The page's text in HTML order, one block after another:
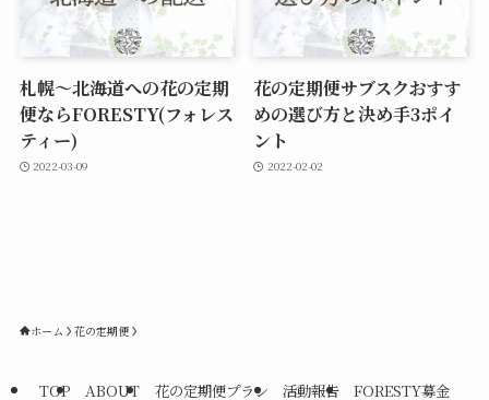
札幌～北海道への花の定期
便ならFORESTY(フォレス
ティー)
2022-03-09
花の定期便サブスクおすす
めの選び方と決め手3ポイ
ント
2022-02-02
ホーム 花の定期便
TOP ABOUT 花の定期便プラン 活動報告 FORESTY募金